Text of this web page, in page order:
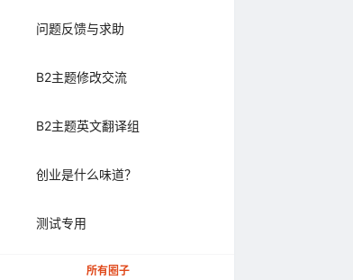
问题反馈与求助
B2主题修改交流
B2主题英文翻译组
创业是什么味道？
测试专用
所有圈子